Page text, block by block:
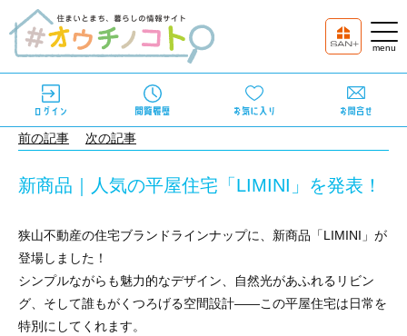
前の記事 次の記事
新商品｜人気の平屋住宅「LIMINI」を発表！
狭山不動産の住宅ブランドラインナップに、新商品「LIMINI」が
登場しました！
シンプルながらも魅力的なデザイン、自然光があふれるリビン
グ、そして誰もがくつろげる空間設計——この平屋住宅は日常を
特別にしてくれます。